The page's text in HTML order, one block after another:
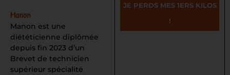
Manon
Manon est une
diététicienne diplômée
depuis fin 2023 d’un
Brevet de technicien
supérieur spécialité
JE PERDS MES 1ERS KILOS
!